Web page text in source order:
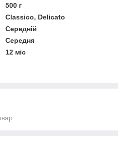
500 г
Classico, Delicato
Середній
Середня
12 міс